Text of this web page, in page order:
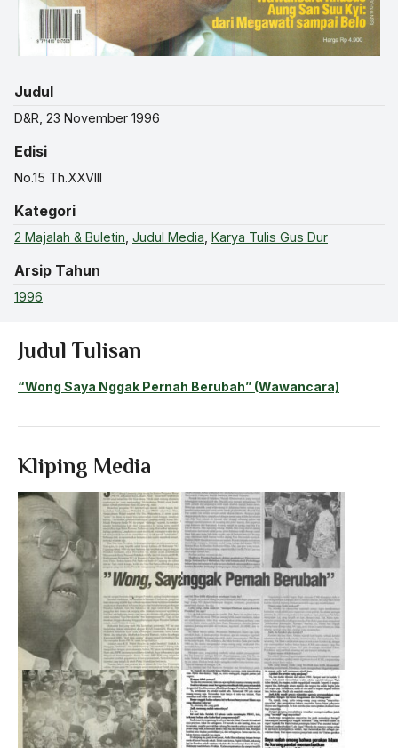
Judul
D&R, 23 November 1996
Edisi
No.15 Th.XXVIII
Kategori
2 Majalah & Buletin Judul Media Karya Tulis Gus Dur
Arsip Tahun
1996
Judul Tulisan
“Wong Saya Nggak Pernah Berubah” (Wawancara)
Kliping Media